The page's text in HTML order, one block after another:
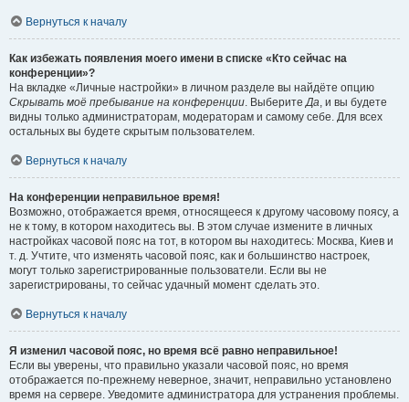
Вернуться к началу
Как избежать появления моего имени в списке «Кто сейчас на
конференции»?
На вкладке «Личные настройки» в личном разделе вы найдёте опцию
Скрывать моё пребывание на конференции . Выберите Да , и вы будете
видны только администраторам, модераторам и самому себе. Для всех
остальных вы будете скрытым пользователем.
Вернуться к началу
На конференции неправильное время!
Возможно, отображается время, относящееся к другому часовому поясу, а
не к тому, в котором находитесь вы. В этом случае измените в личных
настройках часовой пояс на тот, в котором вы находитесь: Москва, Киев и
т. д. Учтите, что изменять часовой пояс, как и большинство настроек,
могут только зарегистрированные пользователи. Если вы не
зарегистрированы, то сейчас удачный момент сделать это.
Вернуться к началу
Я изменил часовой пояс, но время всё равно неправильное!
Если вы уверены, что правильно указали часовой пояс, но время
отображается по-прежнему неверное, значит, неправильно установлено
время на сервере. Уведомите администратора для устранения проблемы.